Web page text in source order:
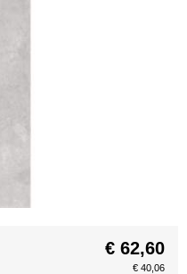
€ 62,60
€ 40,06